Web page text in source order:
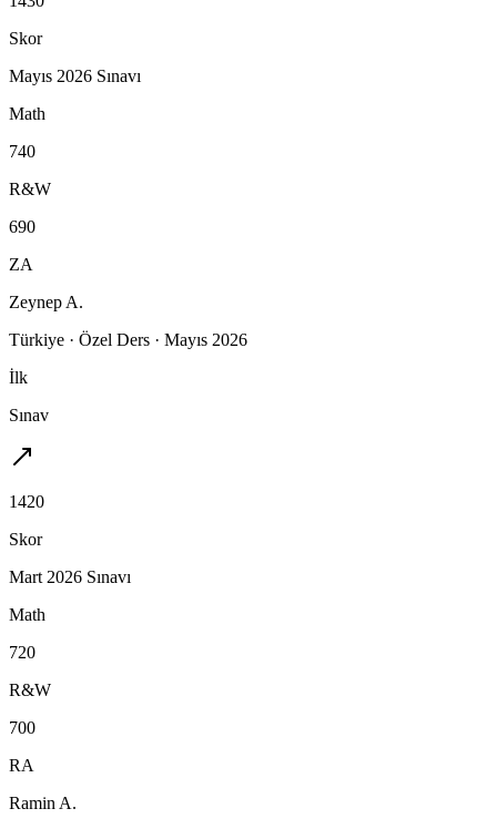
Skor
Mayıs 2026 Sınavı
Math
740
R&W
690
ZA
Zeynep A.
Türkiye · Özel Ders · Mayıs 2026
İlk
Sınav
1420
Skor
Mart 2026 Sınavı
Math
720
R&W
700
RA
Ramin A.